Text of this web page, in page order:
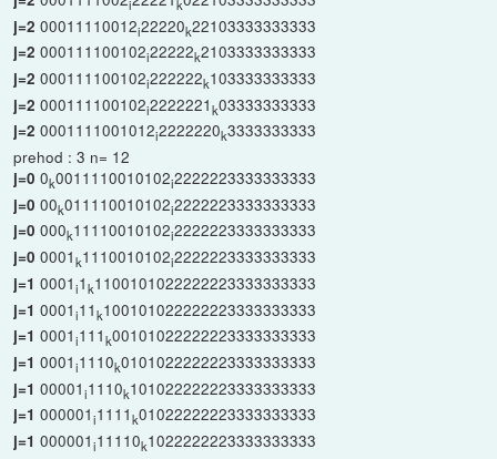
i k
j=2 00011110012i22220k22103333333333
j=2 000111100102i22222k2103333333333
j=2 000111100102i222222k103333333333
j=2 000111100102i2222221k03333333333
j=2 0001111001012i2222220k3333333333
prehod : 3 n= 12
j=0 0k0011110010102i2222223333333333
j=0 00k011110010102i2222223333333333
j=0 000k11110010102i2222223333333333
j=0 0001k1110010102i2222223333333333
j=1 0001i1k1100101022222223333333333
j=1 0001i11k100101022222223333333333
j=1 0001i111k00101022222223333333333
j=1 0001i1110k0101022222223333333333
j=1 00001i1110k101022222223333333333
j=1 000001i1111k01022222223333333333
j=1 000001i11110k1022222223333333333